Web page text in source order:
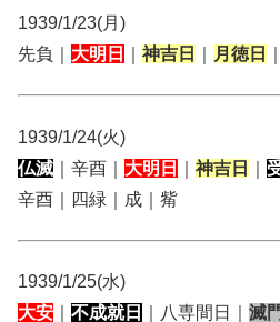
1939/1/23(月)
先負｜ 大明日 神吉日 月徳日
1939/1/24(火)
仏滅 ｜辛酉｜ 大明日 神吉日
辛酉｜四緑｜成｜觜
1939/1/25(水)
大安
不成就日 ｜八専間日｜ 滅